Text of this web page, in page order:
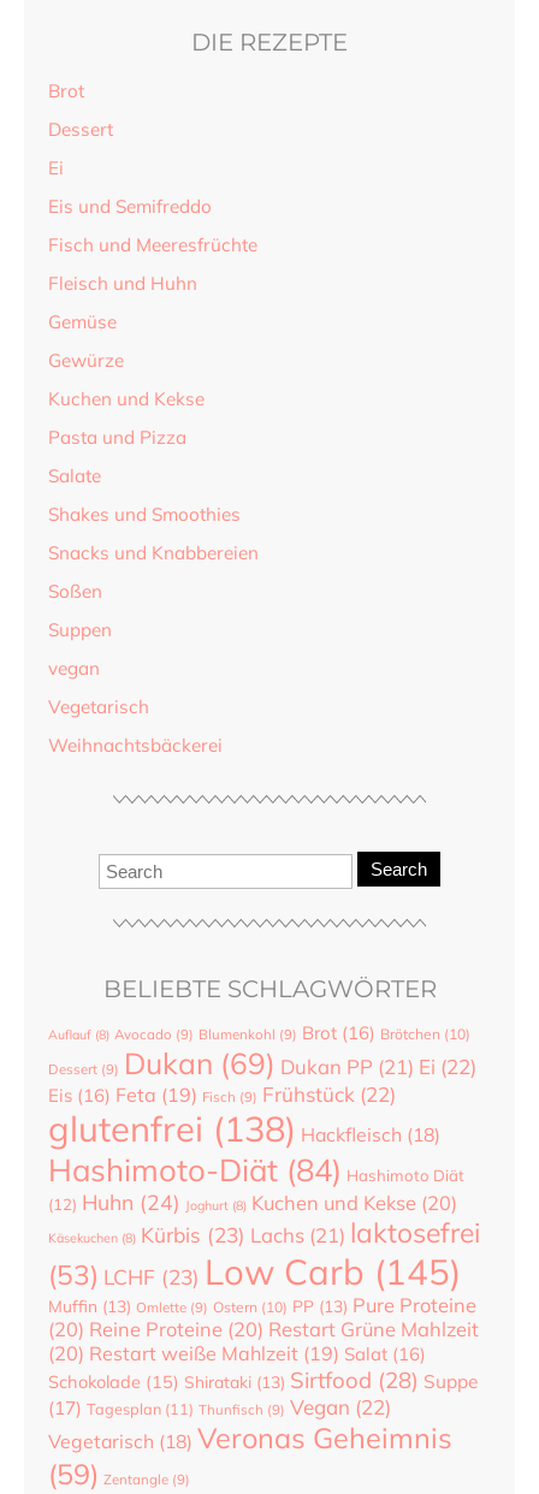
DIE REZEPTE
Brot
Dessert
Ei
Eis und Semifreddo
Fisch und Meeresfrüchte
Fleisch und Huhn
Gemüse
Gewürze
Kuchen und Kekse
Pasta und Pizza
Salate
Shakes und Smoothies
Snacks und Knabbereien
Soßen
Suppen
vegan
Vegetarisch
Weihnachtsbäckerei
Search
BELIEBTE SCHLAGWÖRTER
Auflauf (8) Avocado (9) Blumenkohl (9) Brot (16) Brötchen (10)
Dessert (9) Dukan (69) Dukan PP (21) Ei (22)
Eis (16) Feta (19) Fisch (9) Frühstück (22)
glutenfrei (138) Hackfleisch (18)
Hashimoto-Diät (84) Hashimoto Diät
(12) Huhn (24) Joghurt (8) Kuchen und Kekse (20)
Käsekuchen (8) Kürbis (23) Lachs (21) laktosefrei
(53) LCHF (23) Low Carb (145)
Muffin (13) Omlette (9) Ostern (10) PP (13) Pure Proteine
(20) Reine Proteine (20) Restart Grüne Mahlzeit
(20) Restart weiße Mahlzeit (19) Salat (16)
Schokolade (15) Shirataki (13) Sirtfood (28) Suppe
(17) Tagesplan (11) Thunfisch (9) Vegan (22)
Vegetarisch (18) Veronas Geheimnis
(59) Zentangle (9)